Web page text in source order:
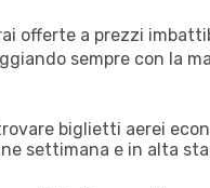
offerte a prezzi
sempre con la
biglietti aerei
settimana e in alta